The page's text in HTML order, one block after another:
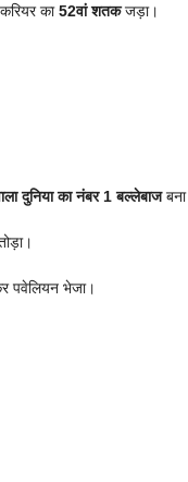
का52वां शतकजड़ा।
दुनिया का नंबर 1 बल्लेबाजबना
पवेलियन भेजा।